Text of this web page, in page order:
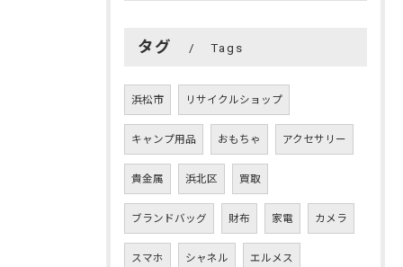
タグ Tags
浜松市 リサイクルショップ
キャンプ用品 おもちゃ アクセサリー
貴金属 浜北区 買取
ブランドバッグ 財布 家電 カメラ
スマホ シャネル エルメス